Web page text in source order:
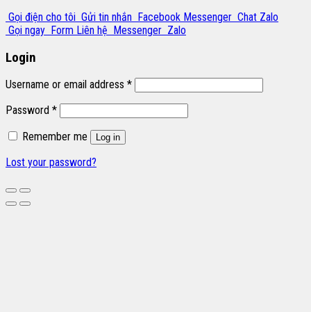
Gọi điện cho tôi Gửi tin nhắn Facebook Messenger Chat Zalo
Gọi ngay Form Liên hệ Messenger Zalo
Login
Username or email address *
Password *
Remember me
Log in
Lost your password?